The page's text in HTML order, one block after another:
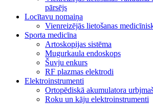
pārsējs
Locītavu nomaiņa
Vienreizējās lietošanas
Sporta medicīna
Artoskopijas sistēma
Mugurkaula endoskops
Šuvju enkurs
RF plazmas elektrodi
Elektroinstrumenti
Ortopēdiskā akumulatora
Roku un kāju elektroinstrumenti